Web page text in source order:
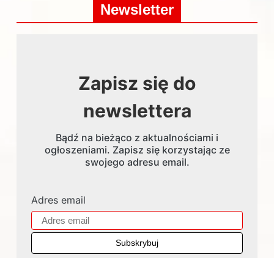
Newsletter
Zapisz się do
newslettera
Bądź na bieżąco z aktualnościami i
ogłoszeniami. Zapisz się korzystając ze
swojego adresu email.
Adres email